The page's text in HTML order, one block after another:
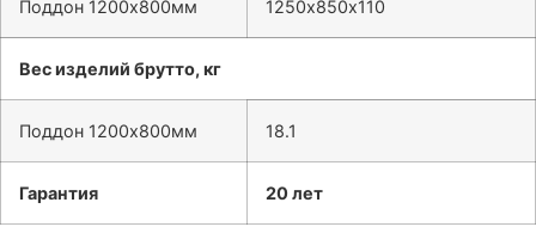
Поддон 1200х800мм 1250х850х110
Вес изделий брутто, кг
Поддон 1200х800мм 18.1
Гарантия 20 лет